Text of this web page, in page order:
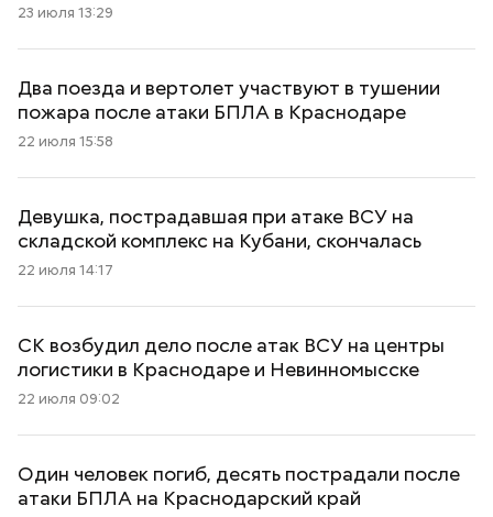
23 июля 13:29
Два поезда и вертолет участвуют в тушении
пожара после атаки БПЛА в Краснодаре
22 июля 15:58
Девушка, пострадавшая при атаке ВСУ на
складской комплекс на Кубани, скончалась
22 июля 14:17
СК возбудил дело после атак ВСУ на центры
логистики в Краснодаре и Невинномысске
22 июля 09:02
Один человек погиб, десять пострадали после
атаки БПЛА на Краснодарский край